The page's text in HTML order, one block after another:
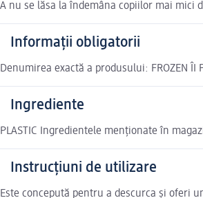
A nu se lăsa la îndemâna copiilor mai mici
Informații obligatorii
Denumirea exactă a produsului: FROZEN
Ingrediente
PLASTIC Ingredientele menționate în
Instrucțiuni de utilizare
Este concepută pentru a descurca și oferi